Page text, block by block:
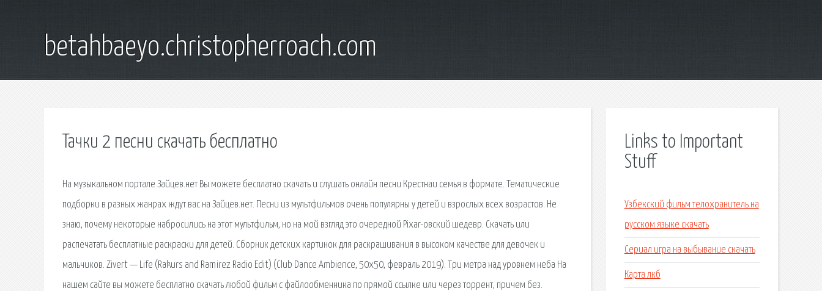
betahbaeyo.christopherroach.com
Тачки 2 песни скачать бесплатно
На музыкальном портале Зайцев.нет Вы можете бесплатно скачать и слушать онлайн песни Крестнаи семья в формате. Тематические
подборки в разных жанрах ждут вас на Зайцев.нет. Песни из мультфильмов очень популярны у детей и взрослых всех возрастов. Не
знаю, почему некоторые набросились на этот мультфильм, но на мой взгляд это очередной Pixar-овский шедевр. Скачать или
распечатать бесплатные раскраски для детей. Сборник детских картинок для раскрашивания в высоком качестве для девочек и
мальчиков. Zivert — Life (Rakurs and Ramirez Radio Edit) (Club Dance Ambience, 50х50, февраль 2019). Три метра над уровнем неба На
нашем сайте вы можете бесплатно скачать любой фильм с файлообменника по прямой ссылке или через торрент, причем без.
Links to Important
Stuff
Узбекский фильм телохранитель на
русском языке скачать
Сериал игра на выбывание скачать
Карта лкб